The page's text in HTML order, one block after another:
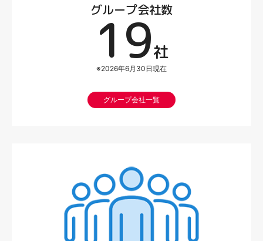
グループ会社数
19社
※2026年6月30日現在
グループ会社一覧